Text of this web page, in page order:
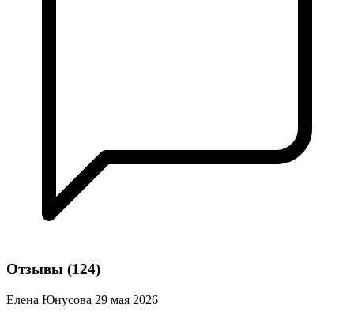
Отзывы (124)
Елена Юнусова 29 мая 2026